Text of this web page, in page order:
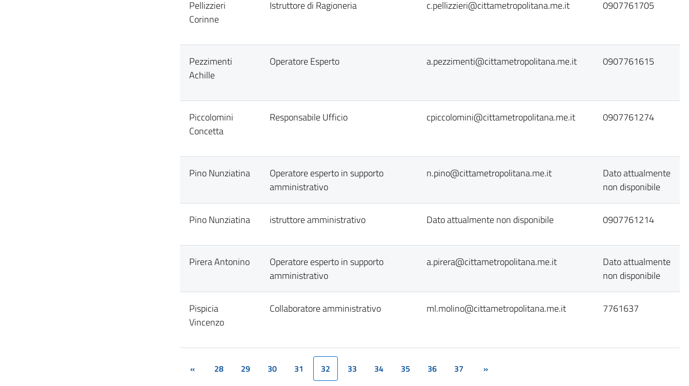
Pellizzieri
Corinne
Istruttore di Ragioneria c.pellizzieri@cittametropolitana.me.it 0907761705
Pezzimenti
Achille
Operatore Esperto a.pezzimenti@cittametropolitana.me.it 0907761615
Piccolomini
Concetta
Responsabile Ufficio cpiccolomini@cittametropolitana.me.it 0907761274
Pino Nunziatina
Operatore esperto in supporto
amministrativo
n.pino@cittametropolitana.me.it
Dato attualmente
non disponibile
Pino Nunziatina istruttore amministrativo Dato attualmente non disponibile 0907761214
Pirera Antonino
Operatore esperto in supporto
amministrativo
a.pirera@cittametropolitana.me.it
Dato attualmente
non disponibile
Pispicia
Vincenzo
Collaboratore amministrativo ml.molino@cittametropolitana.me.it 7761637
« 28 29 30 31 32(current)
33 34 35 36 37 »